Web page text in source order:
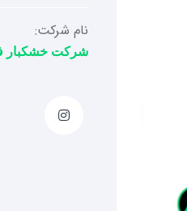
نام شرکت:
شرکت خشکبار